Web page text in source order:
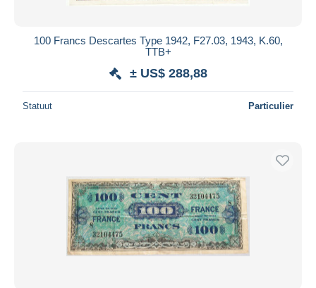
100 Francs Descartes Type 1942, F27.03, 1943, K.60,
TTB+
± US$ 288,88
Statuut Particulier